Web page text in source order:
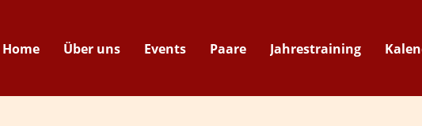
Home Über uns Events Paare Jahrestraining
Suche